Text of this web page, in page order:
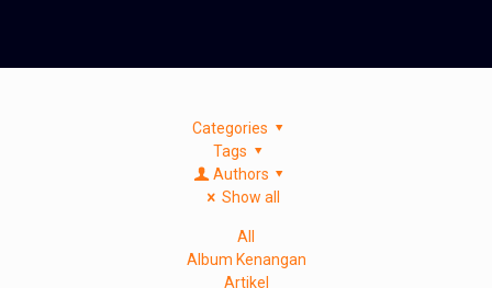
Categories
Tags
Authors
Show all
All
Album Kenangan
Artikel